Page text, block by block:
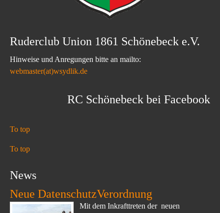
Ruderclub Union 1861 Schönebeck e.V.
Hinweise und Anregungen bitte an mailto:
webmaster(at)wsydlik.de
RC Schönebeck bei Facebook
To top
To top
News
Neue DatenschutzVerordnung
Mit dem Inkrafttreten der neuen